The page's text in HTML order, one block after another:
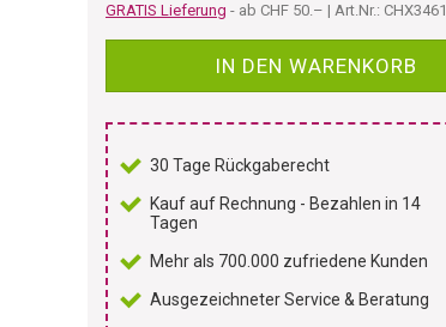
GRATIS Lieferung - ab CHF 50.– | Art.Nr.: CHX3461
IN DEN WARENKORB
30 Tage Rückgaberecht
Kauf auf Rechnung - Bezahlen in 14
Tagen
Mehr als 700.000 zufriedene Kunden
Ausgezeichneter Service & Beratung